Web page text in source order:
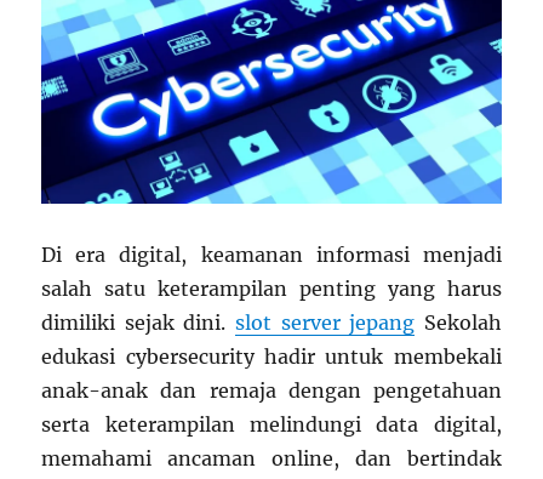
Di era digital, keamanan informasi menjadi
salah satu keterampilan penting yang harus
dimiliki sejak dini. slot server jepang Sekolah
edukasi cybersecurity hadir untuk membekali
anak-anak dan remaja dengan pengetahuan
serta keterampilan melindungi data digital,
memahami ancaman online, dan bertindak